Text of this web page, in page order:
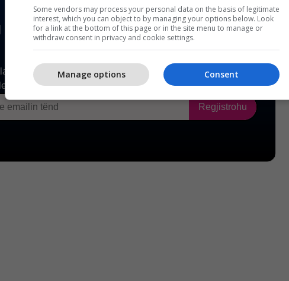
Some vendors may process your personal data on the basis of legitimate
interest, which you can object to by managing your options below. Look
for a link at the bottom of this page or in the site menu to manage or
withdraw consent in privacy and cookie settings.
Consent
Manage options